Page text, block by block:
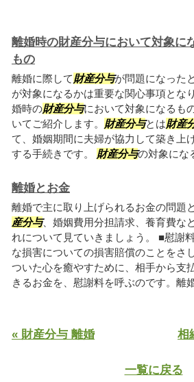
離婚時の財産分与において対象に
もの
離婚に際して財産分与が問題になった
が対象になるかは重要な関心事項とな
婚時の財産分与において対象になるも
いてご紹介します。 財産分与とは財産
て、婚姻期間に夫婦が協力して築き上
する手続きです。 財産分与の対象にな
離婚とお金
離婚で主に取り上げられるお金の問題
産分与、婚姻費用分担請求、養育費な
れについて見ていきましょう。 ■慰謝
な損害についての損害賠償のことをさ
ついた心を癒やすために、相手から支
きるお金を、慰謝料を呼ぶのです。離
« 財産分与 離婚 相
一覧に戻る